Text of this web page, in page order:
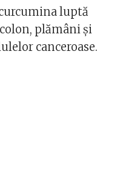
luptă
plămâni și
canceroase.